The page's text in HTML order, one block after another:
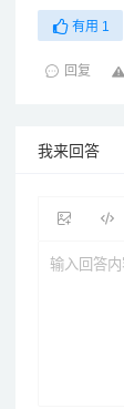
有用 1
回复
我来回答